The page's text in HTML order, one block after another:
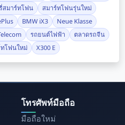
สมาร์ทโฟน
สมาร์ทโฟนรุ่นใหม่
BMW iX3
Neue Klasse
รถยนต์ไฟฟ้า
ตลาดรถจีน
โฟนใหม่ X300 E
โทรศัพท์มือถือ
มือถือใหม่